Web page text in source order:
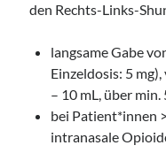
den Rechts-Links-
langsame Gabe
Einzeldosis: 5
– 10 mL, über min.
bei Patient*innen
intranasale